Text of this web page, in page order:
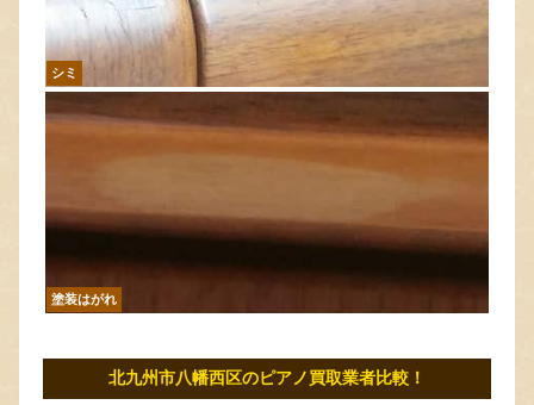
シミ
塗装はがれ
北九州市八幡西区のピアノ買取業者比較！